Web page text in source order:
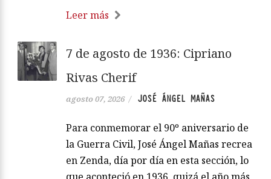
Leer más
7 de agosto de 1936: Cipriano
Rivas Cherif
agosto 07, 2026 / JOSÉ ÁNGEL MAÑAS
Para conmemorar el 90º aniversario de
la Guerra Civil, José Ángel Mañas recrea
en Zenda, día por día en esta sección, lo